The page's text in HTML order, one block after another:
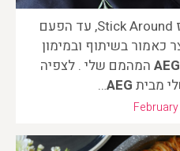
…פירות יער זהו להיום! אז Stick Around, עד הפעם
כאמור בשיתוף ובמימון
AEG המהמם שלי . לצפיה
מבית AEG
…